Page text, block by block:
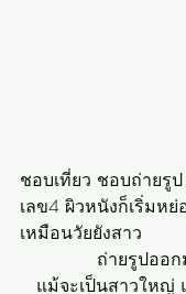
ชอบเที่ยว ชอบถ่ายรู
เลข4 ผิวหนังก็เริ่มห
เหมือนวัยยังสาว
ถ่ายรูปออ
แม้จะเป็นสาวใหญ่